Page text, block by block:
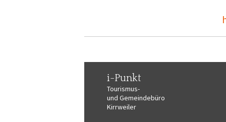
i-Punkt
Tourismus-
und Gemeindebüro
Kirrweiler